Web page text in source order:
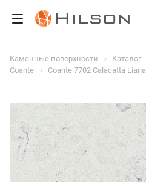
Каменные поверхности Каталог
Coante
Coante 7702 Calacatta Liana